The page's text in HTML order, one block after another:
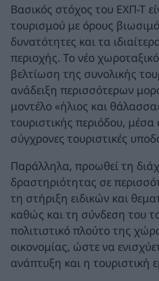
Βασικός στόχος του ΕΧΠ-Τ
τουρισμού με όρους
δυνατότητες και τα
περιοχής. Το νέο
βελτίωση της συνολικής
ανάδειξη περισσότερων
μοντέλο «ήλιος και
τουριστικής περιόδου, μέσα
σύγχρονες τουριστικές
Παράλληλα, προωθεί τη
δραστηριότητας σε
τη στήριξη ειδικών και
καθώς και τη σύνδεση του
πολιτιστικό πλούτο της
οικονομίας, ώστε να
ανάπτυξη και η τουριστική